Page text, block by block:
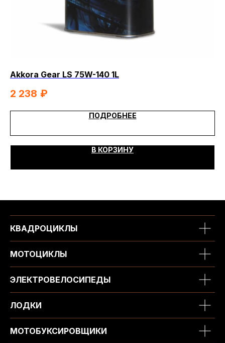
Akkora Gear LS 75W-140 1L
2 238 ₽
ПОДРОБНЕЕ
В КОРЗИНУ
КВАДРОЦИКЛЫ
МОТОЦИКЛЫ
ЭЛЕКТРОВЕЛОСИПЕДЫ
ЛОДКИ
МОТОБУКСИРОВЩИКИ